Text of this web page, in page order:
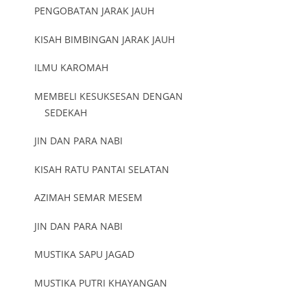
PENGOBATAN JARAK JAUH
KISAH BIMBINGAN JARAK JAUH
ILMU KAROMAH
MEMBELI KESUKSESAN DENGAN
SEDEKAH
JIN DAN PARA NABI
KISAH RATU PANTAI SELATAN
AZIMAH SEMAR MESEM
JIN DAN PARA NABI
MUSTIKA SAPU JAGAD
MUSTIKA PUTRI KHAYANGAN